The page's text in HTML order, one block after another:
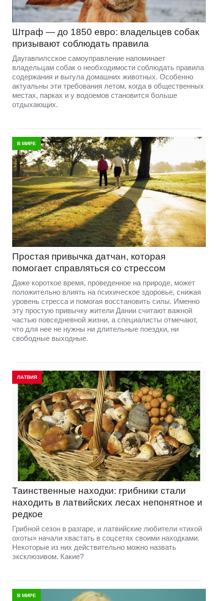
Штраф — до 1850 евро: владельцев собак
призывают соблюдать правила
Даугавпилсское самоуправление напоминает
владельцам собак о необходимости соблюдать правила
содержания и выгула домашних животных. Особенно
актуальны эти требования летом, когда в общественных
местах, парках и у водоемов становится больше
отдыхающих.
В МИРЕ
Простая привычка датчан, которая
помогает справляться со стрессом
Даже короткое время, проведенное на природе, может
положительно влиять на психическое здоровье, снижая
уровень стресса и помогая восстановить силы. Именно
эту простую привычку жители Дании считают важной
частью повседневной жизни, а специалисты отмечают,
что для нее не нужны ни длительные поездки, ни
свободные выходные.
ЛАТВИЯ
Таинственные находки: грибники стали
находить в латвийских лесах непонятное и
редкое
Грибной сезон в разгаре, и латвийские любители «тихой
охоты» начали хвастать в соцсетях своими находками.
Некоторые из них действительно можно назвать
эксклюзивом. Какие?
В МИРЕ